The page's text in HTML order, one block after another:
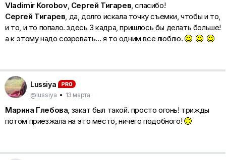
Vladimir Korobov, Сергей Тигарев, спасибо!
Сергей Тигарев, да, долго искала точку съемки, чтобы и то,
и то, и то попало. здесь 3 кадра, пришлось бы делать больше!
а к этому надо созревать... я то одним все люблю.
Lussiya
@lussiya • 13 марта
Марина Глебова, закат был такой. просто огонь! трижды
потом приезжала на это место, ничего подобного!